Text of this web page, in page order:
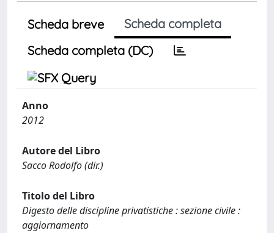
Scheda breve
Scheda completa
Scheda completa (DC)
Anno
2012
Autore del Libro
Sacco Rodolfo (dir.)
Titolo del Libro
Digesto delle discipline privatistiche : sezione civile :
aggiornamento